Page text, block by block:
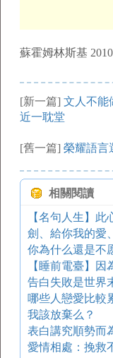
蘇霍姆林斯基
[新一篇] 文人不
近一耽堂
[舊一篇] 榮耀語言
相關閱讀
【名句人生】
你為什么還是不
【睡前電臺】
告白失敗是世界
哪些人戀愛比較
我該放棄么？
表白講究順勢而
愛情相處：挽救